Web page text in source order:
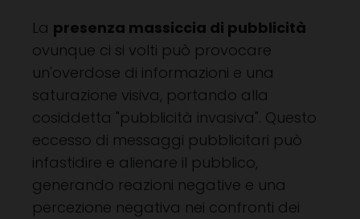
La presenza massiccia di pubblicità
ovunque ci si volti può provocare
un'overdose di informazioni e una
saturazione visiva, portando alla
cosiddetta "pubblicità invasiva". Questo
eccesso di messaggi pubblicitari può
infastidire e alienare il pubblico,
generando reazioni negative e una
percezione negativa nei confronti dei